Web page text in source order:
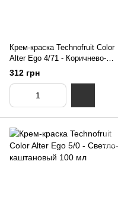
Крем-краска Technofruit Color
Alter Ego 4/71 - Коричнево-
пепельный каштановый 100 мл
312 грн